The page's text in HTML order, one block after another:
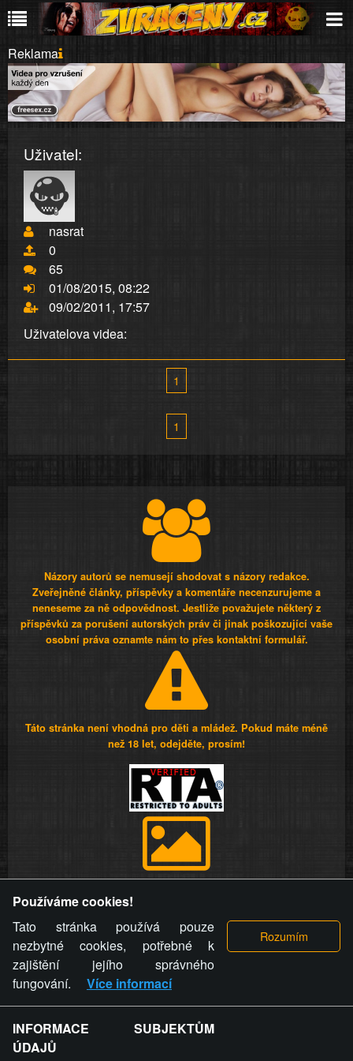
Reklama
Uživatel:
nasrat
0
65
01/08/2015, 08:22
09/02/2011, 17:57
Uživatelova videa:
1
1
Názory autorů se nemusejí shodovat s názory redakce.
Zveřejněné články, příspěvky a komentáře necenzurujeme a
neneseme za ně odpovědnost. Jestliže považujete některý z
příspěvků za porušení autorských práv či jinak poškozující vaše
osobní práva oznamte nám to přes kontaktní formulář.
Táto stránka není vhodná pro děti a mládež. Pokud máte méně
než 18 let, odejděte, prosím!
videa a komentáře. Osoba, které se toto opatření provozovatele
stránky týče, ani osoba, která umístila fotografii nebo video na
stránku, nemůže z důvodu odstranění fotografie, videa nebo
komentáře pro výše uvedenou okolnost uplatnit vůči
provozovateli stránky žádný nárok na náhradu škody nebo
nemajetkové újmy.
ZVRÁCENÝ.CZ - Svět není zvrácenej. To jen
Používáme cookies!
Tato stránka používá pouze
nezbytné cookies, potřebné k
zajištění jejího správného
fungování.
Více informací
INFORMACE SUBJEKTŮM
ÚDAJŮ